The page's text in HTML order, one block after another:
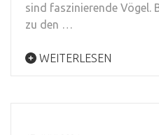
sind faszinierende Vögel.
zu den …
WEITERLESEN